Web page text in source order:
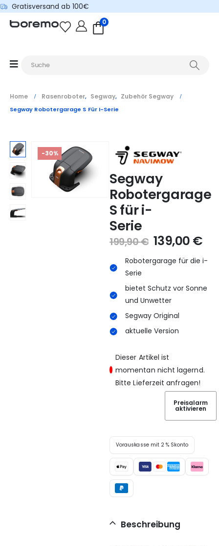
Gratisversand ab 100€
0
Home Rasenroboter, Segway, Zubehör Segway
Segway Robotergarage S Für I-Serie
-30%
Segway
Robotergarage
S für i-
Serie
199,90€ 139,00 €
Robotergarage für die i-
Serie
bietet Schutz vor Sonne
und Unwetter
Segway Original
aktuelle Version
Dieser Artikel ist
momentan nicht lagernd.
Bitte Lieferzeit anfragen!
Preisalarm
aktivieren
Vorauskasse mit 2 % Skonto
Beschreibung